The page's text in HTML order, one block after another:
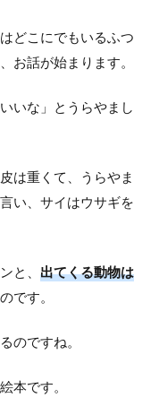
どこにでもいるふつ
お話が始まります。
いな」とうらやまし
は重くて、うらやま
い、サイはウサギを
と、 出てくる動物は
のです。
のですね。
本です。